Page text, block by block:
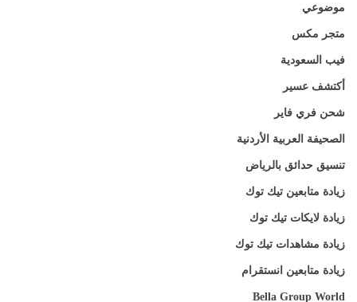
موضوعي
متجر مكس
فيب السعودية
أكتشف عسير
شحن فري فاير
الصحيفة العربية الأردنية
تنسيق حدائق بالرياض
زيادة متابعين تيك توك
زيادة لايكات تيك توك
زيادة مشاهدات تيك توك
زيادة متابعين انستقرام
Bella Group World